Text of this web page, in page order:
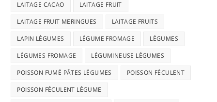
LAITAGE CACAO LAITAGE FRUIT
LAITAGE FRUIT MERINGUES LAITAGE FRUITS
LAPIN LÉGUMES LÉGUME FROMAGE LÉGUMES
LÉGUMES FROMAGE LÉGUMINEUSE LÉGUMES
POISSON FUMÉ PÂTES LÉGUMES POISSON FÉCULENT
POISSON FÉCULENT LÉGUME